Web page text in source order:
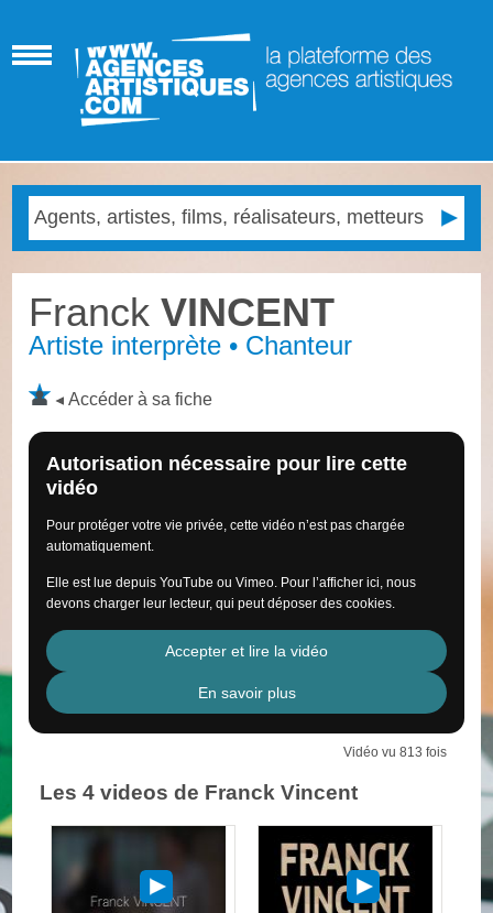
Franck VINCENT
Artiste interprète • Chanteur
Accéder à sa fiche
Autorisation nécessaire pour lire cette
vidéo
Pour protéger votre vie privée, cette vidéo n’est pas chargée
automatiquement.
Elle est lue depuis YouTube ou Vimeo. Pour l’afficher ici, nous
devons charger leur lecteur, qui peut déposer des cookies.
Accepter et lire la vidéo
En savoir plus
Vidéo vu 813 fois
Les 4 videos de Franck Vincent